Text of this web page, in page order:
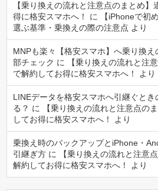
【乗り換えの流れと注意点のまとめ
得に格安スマホへ！
に
【iPhoneで初
選ぶ基準・乗換えの際の注意点 より
MNPも楽々【格安スマホ】へ乗り換
部チェック に
【乗り換えの流れと注
で解約してお得に格安スマホへ！
より
LINEデータを格安スマホへ引継ぐとき
る？ に
【乗り換えの流れと注意点の
してお得に格安スマホへ！
より
乗換え時のバックアップとiPhone・
引継ぎ方 に
【乗り換えの流れと注意
解約してお得に格安スマホへ！
より